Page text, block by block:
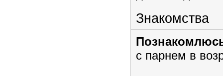
Знакомства
с парнем в